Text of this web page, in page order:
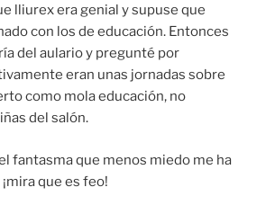
lliurex era genial y supuse que
con los de educación. Entonces
del aulario y pregunté por
eran unas jornadas sobre
como mola educación, no
del salón.
fantasma que menos miedo me ha
que es feo!